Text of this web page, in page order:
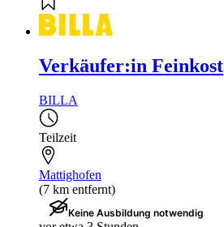
Verkäufer:in Feinkost
BILLA
Teilzeit
Mattighofen
(7 km entfernt)
Keine Ausbildung notwendig